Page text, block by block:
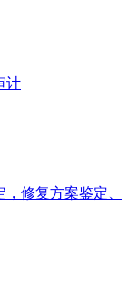
计
修复方案鉴定、